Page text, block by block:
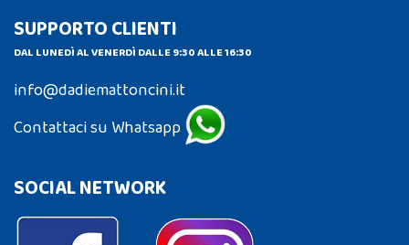
SUPPORTO CLIENTI
DAL LUNEDÌ AL VENERDÌ DALLE 9:30 ALLE 16:30
info@dadiemattoncini.it
Contattaci su Whatsapp
SOCIAL NETWORK